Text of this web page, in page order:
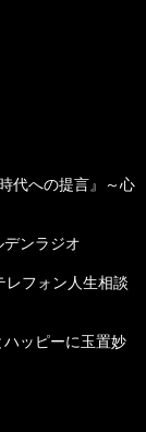
代への提言』～心
ンラジオ
フォン人生相談
ハッピーに玉置妙